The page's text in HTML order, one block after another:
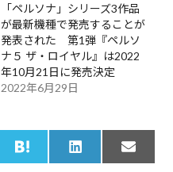
「ペルソナ」シリーズ3作品
が最新機種で発売することが
発表された 第1弾『ペルソ
ナ５ ザ・ロイヤル』は2022
年10月21日に発売決定
2022年6月29日
Share
on
H
a
Share
on
L
i
Share
on
E
m